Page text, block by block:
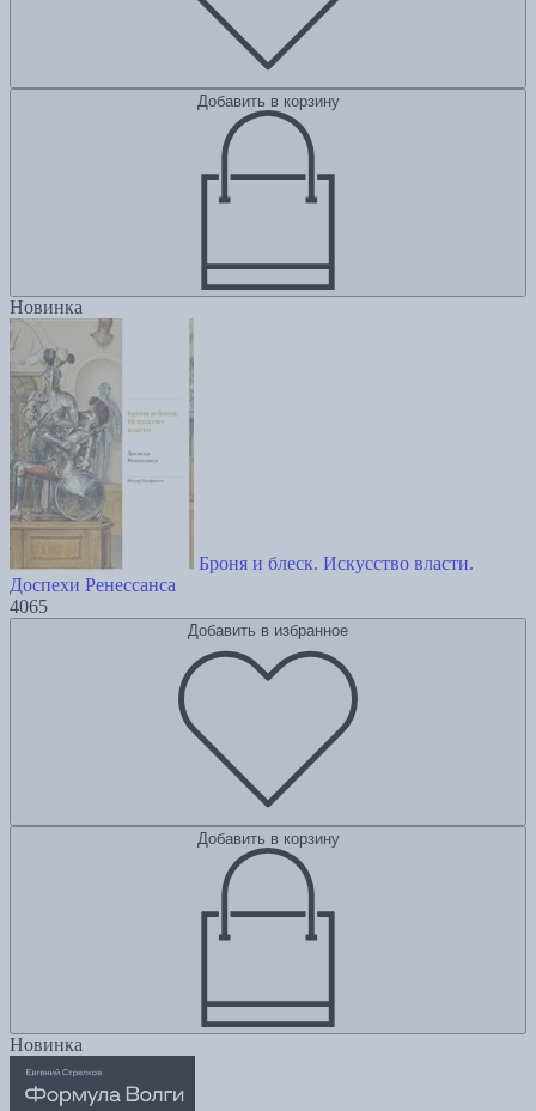
Добавить в корзину
Новинка
Броня и блеск. Искусство власти.
Доспехи Ренессанса
4065
Добавить в избранное
Добавить в корзину
Новинка